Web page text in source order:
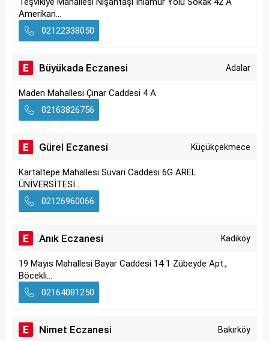
Amerikan...
02122338050
Büyükada Eczanesi Adalar
Maden Mahallesi Çınar Caddesi 4 A
02163826756
Gürel Eczanesi Küçükçekmece
Kartaltepe Mahallesi Süvari Caddesi 6G AREL
ÜNİVERSİTESİ...
02126960066
Anık Eczanesi Kadıköy
19 Mayıs Mahallesi Bayar Caddesi 14 1 Zübeyde Apt.,
Böcekli...
02164081250
Nimet Eczanesi Bakırköy